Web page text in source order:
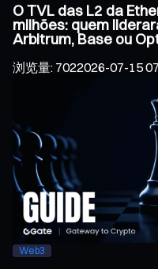
O TVL das L2 da
milhões: quem
Arbitrum, Base ou
浏览量: 7022026-07-15
Web3